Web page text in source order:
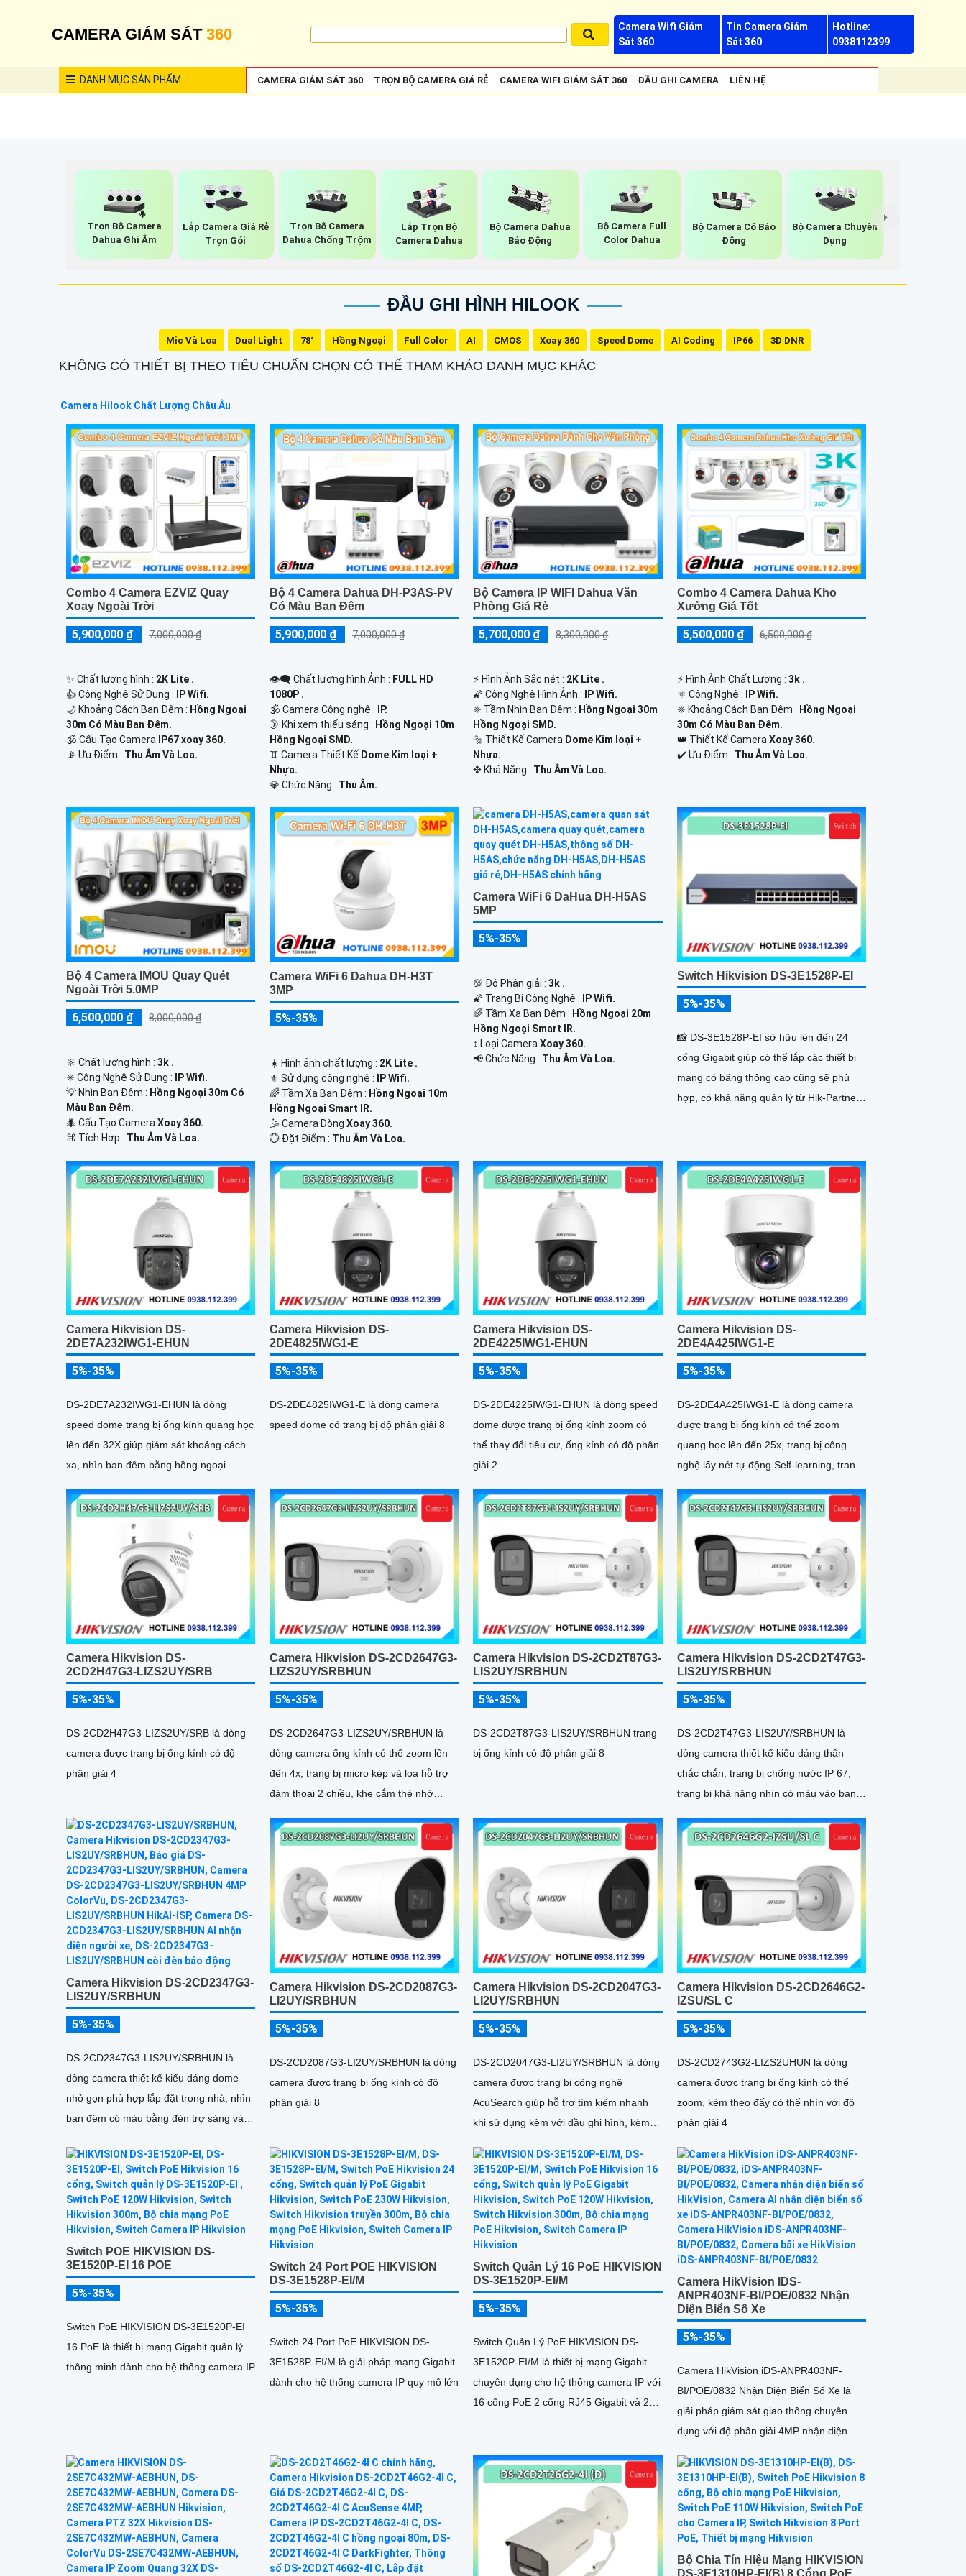
CAMERA GIÁM SÁT 360
Camera Wifi Giám
Sát 360
Tin Camera Giám
Sát 360
Hotline:
0938112399
DANH MỤCSẢN PHẨM CAMERA GIÁM SÁT 360 TRỌN BỘ CAMERA GIÁ RẺ CAMERA WIFI GIÁM SÁT 360 ĐẦU GHI CAMERA LIÊN HỆ
Trọn Bộ Camera
Dahua Ghi Âm
Lắp Camera Giá Rẻ
Trọn Gói
Trọn Bộ Camera
Dahua Chống Trộm
Lắp Trọn Bộ
Camera Dahua
Bộ Camera Dahua
Báo Động
Bộ Camera Full
Color Dahua
Bộ Camera Có Báo
Đông
Bộ Camera Chuyên
Dụng
ĐẦU GHI HÌNH HILOOK
Mic Và Loa Dual Light 78° Hồng Ngoại Full Color AI CMOS Xoay 360 Speed Dome AI Coding IP66 3D DNR
KHÔNG CÓ THIẾT BỊ THEO TIÊU CHUẨN CHỌN CÓ THỂ THAM KHẢO DANH MỤC KHÁC
Camera Hilook Chất Lượng Châu Âu
Combo 4 Camera EZVIZ Quay
Xoay Ngoài Trời
5,900,000 ₫ 7,000,000 ₫
✨ Chất lượng hình : 2K Lite .
👍 Công Nghệ Sử Dụng :
IP Wifi.
🌙 Khoảng Cách Ban Đêm : Hồng Ngoại
30m Có Màu Ban Ðêm.
🕉️ Cấu Tạo Camera
IP67 xoay 360.
️📡 Ưu Điểm : Thu Âm Và Loa.
Bộ 4 Camera Dahua DH-P3AS-PV
Có Màu Ban Đêm
5,900,000 ₫ 7,000,000 ₫
👁️‍🗨 Chất lượng hình Ảnh : FULL HD
1080P .
🕉️ Camera Công nghệ :
IP.
🌛 Khi xem thiếu sáng : Hồng Ngoại 10m
Hồng Ngoại SMD.
♊ Camera Thiết Kế Dome Kim loại +
Nhựa.
️💎 Chức Năng : Thu Âm.
Bộ Camera IP WIFI Dahua Văn
Phòng Giá Rẻ
5,700,000 ₫ 8,300,000 ₫
️⚡ Hình Ảnh Sắc nét : 2K Lite .
🌠 Công Nghệ Hình Ảnh :
IP Wifi.
❈ Tầm Nhìn Ban Đêm : Hồng Ngoại 30m
Hồng Ngoại SMD.
🔩 Thiết Kế Camera Dome Kim loại +
Nhựa.
️✤ Khả Năng : Thu Âm Và Loa.
Combo 4 Camera Dahua Kho
Xưởng Giá Tốt
5,500,000 ₫ 6,500,000 ₫
️⚡ Hình Ành Chất Lượng : 3k .
⚛️ Công Nghệ :
IP Wifi.
❈ Khoảng Cách Ban Đêm : Hồng Ngoại
30m Có Màu Ban Ðêm.
👑 Thiết Kế Camera Xoay 360.
️✔️ Ưu Điểm : Thu Âm Và Loa.
Bộ 4 Camera IMOU Quay Quét
Ngoài Trời 5.0MP
6,500,000 ₫ 8,000,000 ₫
🔆 Chất lượng hình : 3k .
✳️ Công Nghệ Sử Dụng :
IP Wifi.
💡 Nhìn Ban Đêm : Hồng Ngoại 30m Có
Màu Ban Ðêm.
🐜 Cấu Tạo CameraXoay 360.
️⌘ Tích Hợp : Thu Âm Và Loa.
Camera WiFi 6 Dahua DH-H3T
3MP
5%-35%
☀️ Hình ảnh chất lượng : 2K Lite .
⚜️ Sử dụng công nghệ : IP Wifi.
🌈 Tầm Xa Ban Đêm : Hồng Ngoại 10m
Hồng Ngoại Smart IR.
🤹 Camera DòngXoay 360.
️💮 Đặt Điểm : Thu Âm Và Loa.
Camera WiFi 6 DaHua DH-H5AS
5MP
5%-35%
💯 Độ Phân giải :3k .
🌠 Trang Bị Công Nghệ :
IP Wifi.
🌈 Tầm Xa Ban Đêm : Hồng Ngoại 20m
Hồng Ngoại Smart IR.
↕️ Loại CameraXoay 360.
️📢 Chức Năng : Thu Âm Và Loa.
Switch Hikvision DS-3E1528P-EI
5%-35%
📸 DS-3E1528P-EI sở hữu lên đến 24
cổng Gigabit giúp có thể lắp các thiết bị
mạng có băng thông cao cũng sẽ phù
hợp, có khả năng quản lý từ Hik-Partner
kim loại, chông sét 6kV.
Camera Hikvision DS-
2DE7A232IWG1-EHUN
5%-35%
DS-2DE7A232IWG1-EHUN là dòng
speed dome trang bị ống kính quang học
lên đến 32X giúp giám sát khoảng cách
xa, nhìn ban đêm bằng hồng ngoại
cao hiệu quả giám sát an ninh, có tốc độ
lấy nét cao nhờ công nghệ Self-learning
Camera Hikvision DS-
2DE4825IWG1-E
5%-35%
DS-2DE4825IWG1-E là dòng camera
speed dome có trang bị độ phân giải 8
Camera Hikvision DS-
2DE4225IWG1-EHUN
5%-35%
DS-2DE4225IWG1-EHUN là dòng speed
dome được trang bị ống kính zoom có
thể thay đổi tiêu cự, ống kính có độ phân
giải 2
Camera Hikvision DS-
2DE4A425IWG1-E
5%-35%
DS-2DE4A425IWG1-E là dòng camera
được trang bị ống kính có thể zoom
quang học lên đến 25x, trang bị công
nghệ lấy nét tự động Self-learning, trang
hợp AcuSearch khi kết hợp chung với
đầu ghi hình, nhìn ban đêm bằng hồng
ngoại 50m
Camera Hikvision DS-
2CD2H47G3-LIZS2UY/SRB
5%-35%
DS-2CD2H47G3-LIZS2UY/SRB là dòng
camera được trang bị ống kính có độ
phân giải 4
Camera Hikvision DS-2CD2647G3-
LIZS2UY/SRBHUN
5%-35%
DS-2CD2647G3-LIZS2UY/SRBHUN là
dòng camera ống kính có thể zoom lên
đến 4x, trang bị micro kép và loa hỗ trợ
đàm thoại 2 chiều, khe cắm thẻ nhớ
cân bằng màu sáng trong điều kiện ánh
sáng yếu, ống kính có độ phân giải 4
Camera Hikvision DS-2CD2T87G3-
LIS2UY/SRBHUN
5%-35%
DS-2CD2T87G3-LIS2UY/SRBHUN trang
bị ống kính có độ phân giải 8
Camera Hikvision DS-2CD2T47G3-
LIS2UY/SRBHUN
5%-35%
DS-2CD2T47G3-LIS2UY/SRBHUN là
dòng camera thiết kế kiểu dáng thân
chắc chắn, trang bị chống nước IP 67,
trang bị khả năng nhìn có màu vào ban
chuyển động và phân biệt được người và
Camera Hikvision DS-2CD2347G3-
LIS2UY/SRBHUN
5%-35%
DS-2CD2347G3-LIS2UY/SRBHUN là
dòng camera thiết kế kiểu dáng dome
nhỏ gọn phù hợp lắp đặt trong nhà, nhìn
ban đêm có màu bằng đèn trợ sáng và
tính năng AI giúp nhận diện người và
phương tiện, tích hợp micro kép
Camera Hikvision DS-2CD2087G3-
LI2UY/SRBHUN
5%-35%
DS-2CD2087G3-LI2UY/SRBHUN là dòng
camera được trang bị ống kính có độ
phân giải 8
Camera Hikvision DS-2CD2047G3-
LI2UY/SRBHUN
5%-35%
DS-2CD2047G3-LI2UY/SRBHUN là dòng
camera được trang bị công nghệ
AcuSearch giúp hỗ trợ tìm kiếm nhanh
khi sử dụng kèm với đầu ghi hình, kèm
130dB, trang bị micro kép và loa hỗ trợ
đàm thoại 2 chiều, ống kính 4
Camera Hikvision DS-2CD2646G2-
IZSU/SL C
5%-35%
DS-2CD2743G2-LIZS2UHUN là dòng
camera được trang bị ống kính có thể
zoom, kèm theo đấy có thể nhìn với độ
phân giải 4
Switch POE HIKVISION DS-
3E1520P-EI 16 POE
5%-35%
Switch PoE HIKVISION DS-3E1520P-EI
16 PoE là thiết bị mạng Gigabit quản lý
thông minh dành cho hệ thống camera IP
Switch 24 Port POE HIKVISION
DS-3E1528P-EI/M
5%-35%
Switch 24 Port PoE HIKVISION DS-
3E1528P-EI/M là giải pháp mạng Gigabit
dành cho hệ thống camera IP quy mô lớn
Switch Quản Lý 16 PoE HIKVISION
DS-3E1520P-EI/M
5%-35%
Switch Quản Lý PoE HIKVISION DS-
3E1520P-EI/M là thiết bị mạng Gigabit
chuyên dụng cho hệ thống camera IP với
16 cổng PoE 2 cổng RJ45 Gigabit và 2
Camera HikVision IDS-
ANPR403NF-BI/POE/0832 Nhận
Diện Biển Số Xe
5%-35%
Camera HikVision iDS-ANPR403NF-
BI/POE/0832 Nhận Diện Biển Số Xe là
giải pháp giám sát giao thông chuyên
dụng với độ phân giải 4MP nhận diện
120km/h cảm biến 1/1
Bộ Chia Tín Hiệu Mạng HIKVISION
DS-3E1310HP-EI(B) 8 Cổng PoE